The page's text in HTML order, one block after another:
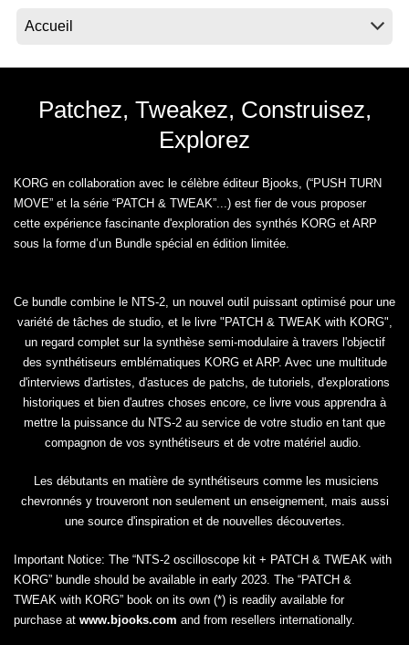
Patchez, Tweakez, Construisez,
Explorez
KORG en collaboration avec le célèbre éditeur Bjooks, (“PUSH TURN
MOVE” et la série “PATCH & TWEAK”...) est fier de vous proposer
cette expérience fascinante d'exploration des synthés KORG et ARP
sous la forme d’un Bundle spécial en édition limitée.
Ce bundle combine le NTS-2, un nouvel outil puissant optimisé pour une
variété de tâches de studio, et le livre "PATCH & TWEAK with KORG",
un regard complet sur la synthèse semi-modulaire à travers l'objectif
des synthétiseurs emblématiques KORG et ARP. Avec une multitude
d'interviews d'artistes, d'astuces de patchs, de tutoriels, d'explorations
historiques et bien d'autres choses encore, ce livre vous apprendra à
mettre la puissance du NTS-2 au service de votre studio en tant que
compagnon de vos synthétiseurs et de votre matériel audio.
Les débutants en matière de synthétiseurs comme les musiciens
chevronnés y trouveront non seulement un enseignement, mais aussi
une source d'inspiration et de nouvelles découvertes.
Important Notice: The “NTS-2 oscilloscope kit + PATCH & TWEAK with
KORG” bundle should be available in early 2023. The “PATCH &
TWEAK with KORG” book on its own (*) is readily available for
purchase at www.bjooks.com and from resellers internationally.